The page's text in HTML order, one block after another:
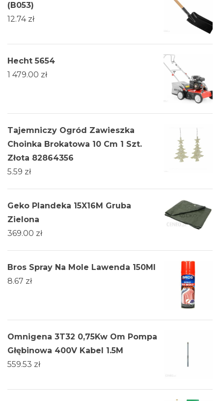
(B053)
12.74 zł
Hecht 5654
1 479.00 zł
Tajemniczy Ogród Zawieszka
Choinka Brokatowa 10 Cm 1 Szt.
Złota 82864356
5.59 zł
Geko Plandeka 15X16M Gruba
Zielona
369.00 zł
Bros Spray Na Mole Lawenda 150Ml
8.67 zł
Omnigena 3T32 0,75Kw Om Pompa
Głębinowa 400V Kabel 1.5M
559.53 zł